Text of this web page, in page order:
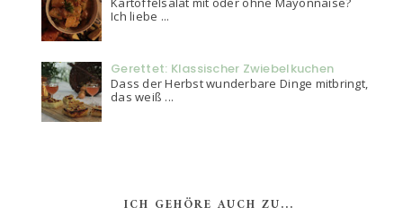
Ich liebe ...
Gerettet: Klassischer Zwiebelkuchen
Dass der Herbst wunderbare Dinge mitbringt,
das weiß ...
ICH GEHÖRE AUCH ZU...